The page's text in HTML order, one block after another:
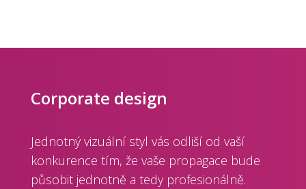
Corporate design
Jednotný vizuální styl vás odliší od vaší
konkurence tím, že vaše propagace bude
působit jednotně a tedy profesionálně.